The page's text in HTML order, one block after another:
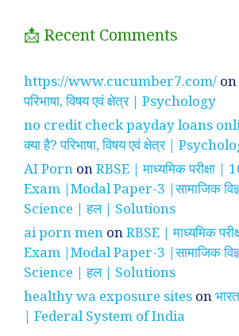
📩 Recent Comments
https://www.cucumber7.com/ on
परिभाषा, विषय एवं क्षेत्र | Psychology
no credit check payday loans
क्या है? परिभाषा, विषय एवं क्षेत्र |
AI Porn onRBSE | माध्यमिक परीक्षा
Exam |Modal Paper-3 |सामाजिक
Science | हल | Solutions
ai porn men onRBSE | माध्यमिक
Exam |Modal Paper-3 |सामाजिक
Science | हल | Solutions
healthy wa exposure sites on
| Federal System of India